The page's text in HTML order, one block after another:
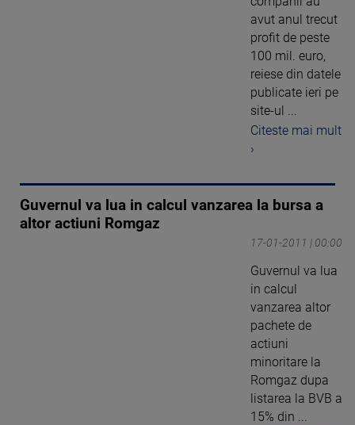
avut anul trecut
profit de peste
100 mil. euro,
reiese din datele
publicate ieri pe
site-ul ...
Citeste mai mult
›
Guvernul va lua in calcul vanzarea la bursa a
altor actiuni Romgaz
17-01-2011 | 00:00
Guvernul va lua
in calcul
vanzarea altor
pachete de
actiuni
minoritare la
Romgaz dupa
listarea la BVB a
15% din ...